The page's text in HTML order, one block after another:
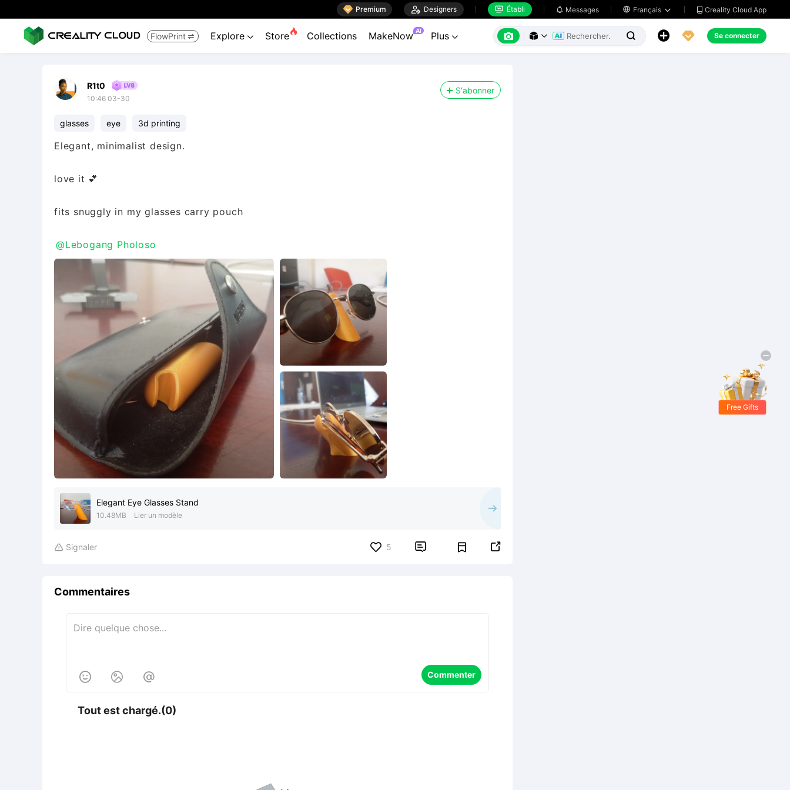
 Premium  Designers  Établi  Messages  Français   Creality Cloud App
FlowPrint  Explore  Store Collections MakeNow AI Plus        Se connecter
R1t0
10:46 03-30
S'abonner
glasses eye 3d printing
Elegant, minimalist design.
love it 💕
fits snuggly in my glasses carry pouch
@Lebogang Pholoso
Elegant Eye Glasses Stand
10.48MB Lier un modèle
 Signaler 5  
Commentaires
   Commenter
Tout est chargé.(0)
Free Gifts